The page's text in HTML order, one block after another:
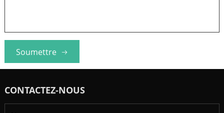
Soumettre
CONTACTEZ-NOUS